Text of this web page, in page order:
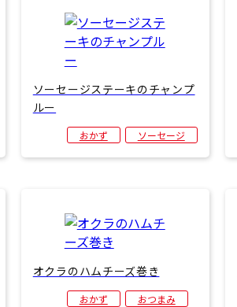
ソーセージステーキのチャンプ
ルー
おかず ソーセージ
オクラのハムチーズ巻き
おかず
おつまみ